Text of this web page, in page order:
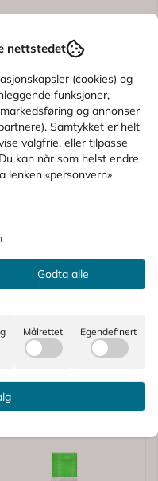
SÅ OGSÅ
nettstedet
(cookies) og
funksjoner,
og annonser
Samtykket er helt
valgfrie, eller tilpasse
kan når som helst endre
lenken «personvern»
Godta alle
Målrettet Egendefinert